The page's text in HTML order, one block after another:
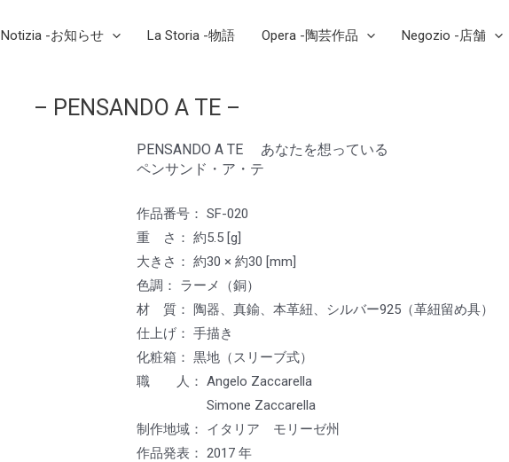
Notizia -お知らせ La Storia -物語 Opera -陶芸作品 Negozio -店舗
– PENSANDO A TE –
PENSANDO A TE あなたを想っている
ペンサンド・ア・テ
作品番号： SF-020
重 さ： 約5.5 [g]
大きさ： 約30 × 約30 [mm]
色調： ラーメ（銅）
材 質： 陶器、真鍮、本革紐、シルバー925（革紐留め具）
仕上げ： 手描き
化粧箱： 黒地（スリーブ式）
職 人： Angelo Zaccarella
Simone Zaccarella
制作地域： イタリア モリーゼ州
作品発表： 2017 年